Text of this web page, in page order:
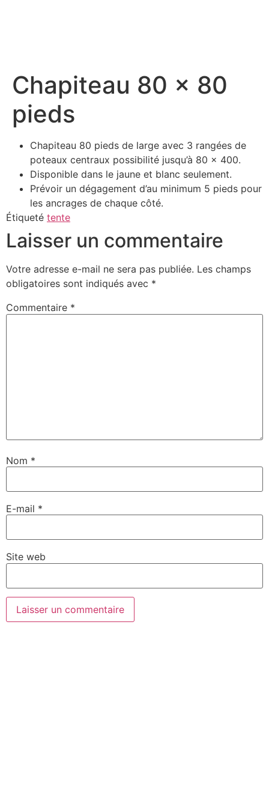
Chapiteau 80 x 80
pieds
Chapiteau 80 pieds de large avec 3 rangées de
poteaux centraux possibilité jusqu’à 80 x 400.
Disponible dans le jaune et blanc seulement.
Prévoir un dégagement d’au minimum 5 pieds pour
les ancrages de chaque côté.
Étiqueté tente
Laisser un commentaire
Votre adresse e-mail ne sera pas publiée. Les champs
obligatoires sont indiqués avec *
Commentaire *
Nom *
E-mail *
Site web